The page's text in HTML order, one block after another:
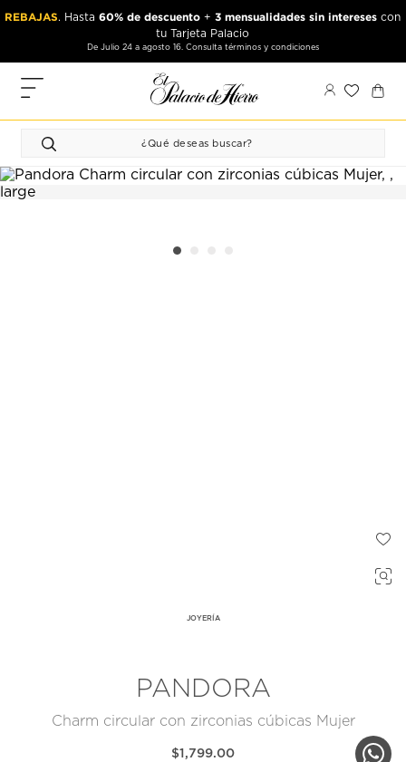
al
principal
al
de
pie
REBAJAS. Hasta60% de descuento +3 mensualidades sin intereses con
tu Tarjeta Palacio
De Julio 24 a agosto 16. Consulta términos y condiciones
MIS
FAVORITOS
PERFIL
JOYERÍA
PANDORA
Charm circular con zirconias cúbicas Mujer
$1,799.00